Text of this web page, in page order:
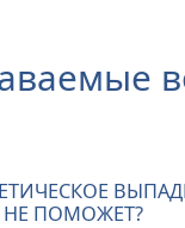
НЕ ПОМОЖЕТ?